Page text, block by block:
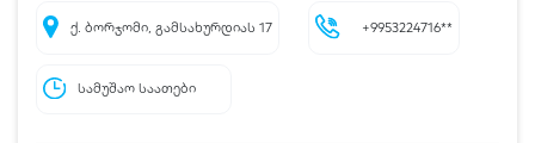
ქ. ბორჯომი, გამსახურდიას 17 +9953224716**
სამუშაო საათები